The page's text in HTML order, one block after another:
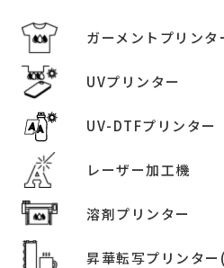
ガーメントプリンタ
UVプリンター
UV-DTFプリンター
レーザー加工機
溶剤プリンター
昇華転写プリンタ